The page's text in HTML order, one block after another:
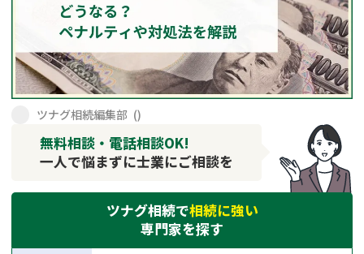
相続登記
遺留分侵害額請求
相続手続き
家族信託
贈与税
相続人調査
コラム
相続手続き
遺言
遺産分割
不動産の相続
相続登記
ツナグ相続編集部 ()
無料相談・電話相談OK!
一人で悩まずに士業にご相談を
ツナグ相続で相続に強い
専門家を探す